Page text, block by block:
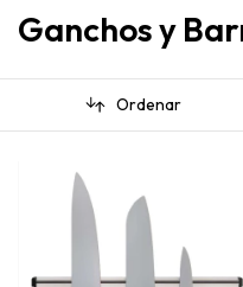
Ganchos y
Ordenar